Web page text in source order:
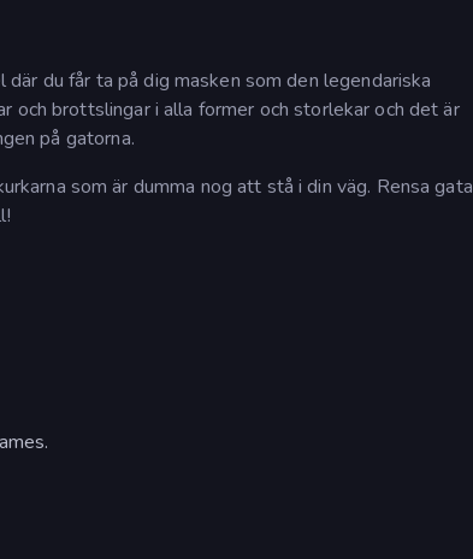
du får ta på dig masken som den legendariska
och brottslingar i alla former och storlekar och det är
på gatorna.
som är dumma nog att stå i din väg. Rensa gata